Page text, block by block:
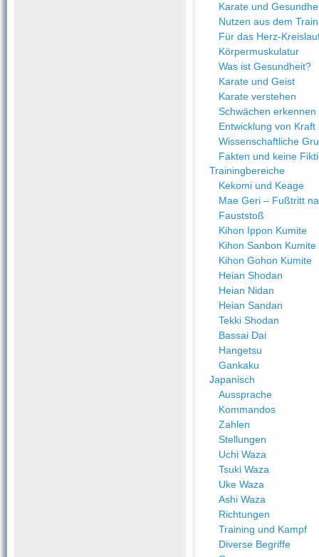
Karate und
Nutzen aus dem
Für das Herz-
Körpermuskulatur
Was ist Gesundheit?
Karate und Geist
Karate verstehen
Schwächen erkennen
Entwicklung von Kraft
Wissenschaftliche
Fakten und keine
Trainingbereiche
Kekomi und Keage
Mae Geri – Fußtritt
Fauststoß
Kihon Ippon Kumite
Kihon Sanbon Kumite
Kihon Gohon Kumite
Heian Shodan
Heian Nidan
Heian Sandan
Tekki Shodan
Bassai Dai
Hangetsu
Gankaku
Japanisch
Aussprache
Kommandos
Zahlen
Stellungen
Uchi Waza
Tsuki Waza
Uke Waza
Ashi Waza
Richtungen
Training und Kampf
Diverse Begriffe